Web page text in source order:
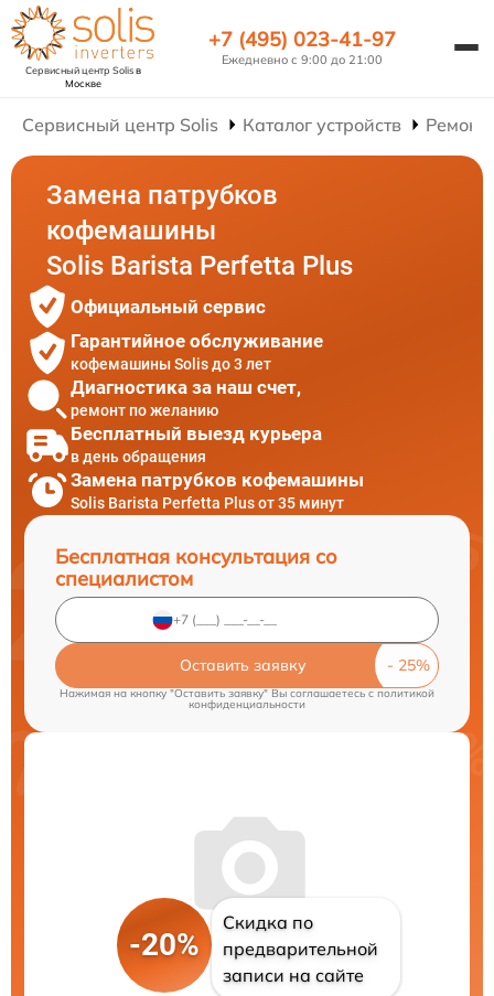
Сервисный центр Solisв
Москве
+7 (495) 023-41-97
Ежедневно с 9:00 до 21:00
Сервисный центр Solis Каталог устройств
Замена патрубков
кофемашины
Solis Barista Perfetta Plus
Официальный сервис
Гарантийное обслуживание
кофемашины Solis до 3 лет
Диагностика за наш счет,
ремонт по желанию
Бесплатный выезд курьера
в день обращения
Замена патрубков кофемашины
Solis Barista Perfetta Plus от 35 минут
Бесплатная консультация со
специалистом
Оставить заявку
Нажимая на кнопку "Оставить заявку" Вы соглашаетесь cполитикой
конфиденциальности
-20%
Скидка по
предварительной
записи на сайте